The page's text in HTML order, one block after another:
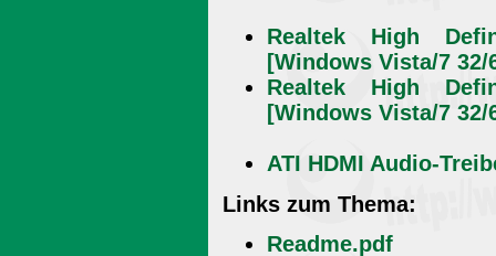
Realtek High
[Windows Vista/7
Realtek High
[Windows Vista/7
ATI HDMI Audio-
Links zum Thema:
Readme.pdf